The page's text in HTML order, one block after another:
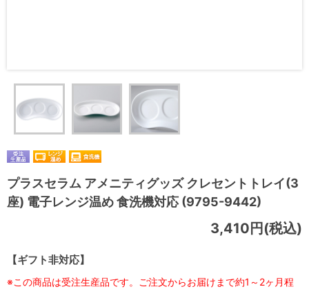
プラスセラム アメニティグッズ クレセントトレイ(3
座) 電子レンジ温め 食洗機対応 (9795-9442)
【ギフト非対応】
3,410円(税込)
※この商品は受注生産品です。ご注文からお届けまで約1～2ヶ月程